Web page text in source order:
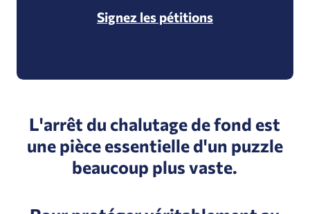
Signez les pétitions
L'arrêt du chalutage de fond est
une pièce essentielle d'un puzzle
beaucoup plus vaste.